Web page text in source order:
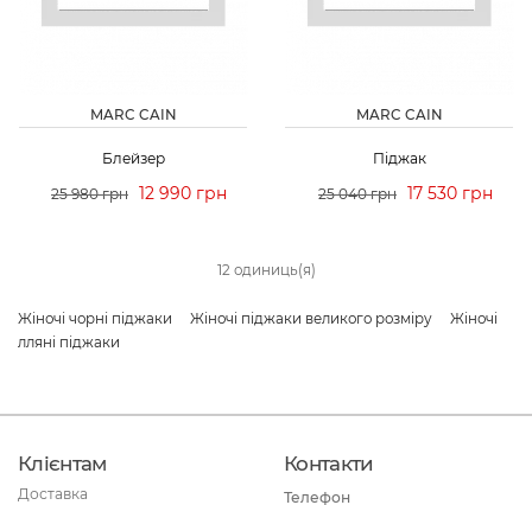
MARC CAIN
Блейзер
25 980 грн 12 990 грн
MARC CAIN
Піджак
25 040 грн 17 530 грн
12 одиниць(я)
Жіночі чорні піджаки Жіночі піджаки великого розміру
Жіночі
лляні піджаки
Клієнтам
Доставка
Контакти
Телефон